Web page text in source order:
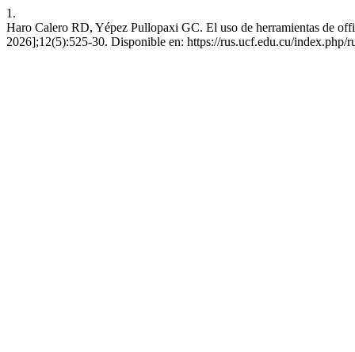
1.
Haro Calero RD, Yépez Pullopaxi GC. El uso de herramientas de
2026];12(5):525-30. Disponible en: https://rus.ucf.edu.cu/index.php/